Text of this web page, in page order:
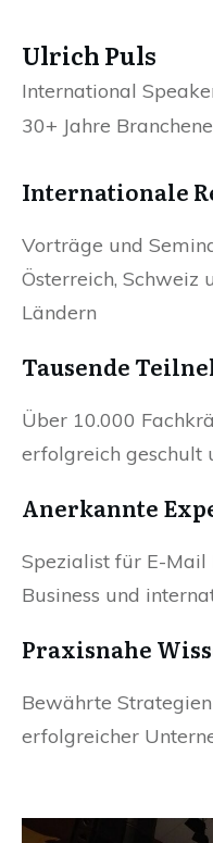
Ulrich Puls
International
30+ Jahre
Internationale
Vorträge und
Österreich, Schweiz
Ländern
Tausende
Über 10.000
erfolgreich geschult
Anerkannte
Spezialist für E-
Business und
Praxisnahe
Bewährte
erfolgreicher